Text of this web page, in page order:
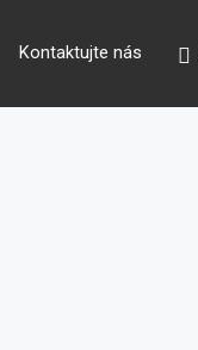
Kontaktujte nás